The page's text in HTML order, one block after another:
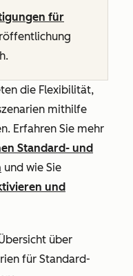
für
die Flexibilität,
mithilfe
Erfahren Sie mehr
Standard- und
und wie Sie
und
über
für Standard-